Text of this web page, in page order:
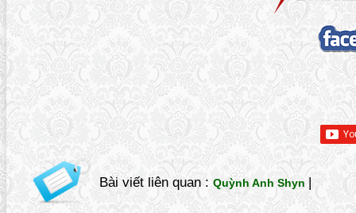
Bài viết liên quan : Quỳnh Anh Shyn |